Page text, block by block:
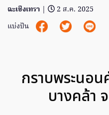
ฉะเชิงเทรา |
2 ส.ค. 2025
แบ่งปัน
กราบพระนอ
บางคล้า